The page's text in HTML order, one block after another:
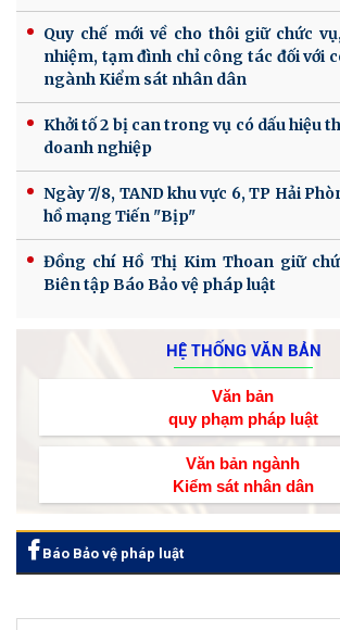
Quy chế mới về cho thôi giữ chức
nhiệm, tạm đình chỉ công tác đối với
ngành Kiểm sát nhân dân
Khởi tố 2 bị can trong vụ có dấu hiệu
doanh nghiệp
Ngày 7/8, TAND khu vực 6, TP Hải
hồ mạng Tiến "Bịp"
Đồng chí Hồ Thị Kim Thoan giữ
Biên tập Báo Bảo vệ pháp luật
HỆ THỐNG VĂN BẢN
Văn bản
quy phạm pháp luật
Văn bản ngành
Kiểm sát nhân dân
Báo Bảo vệ pháp luật